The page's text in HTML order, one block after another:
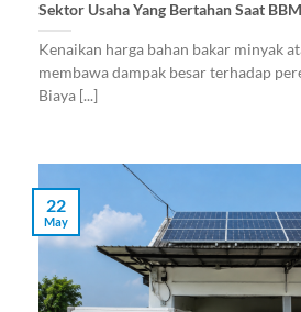
Sektor Usaha Yang Bertahan Saat
Kenaikan harga bahan bakar minyak
membawa dampak besar terhadap
Biaya [...]
22
May